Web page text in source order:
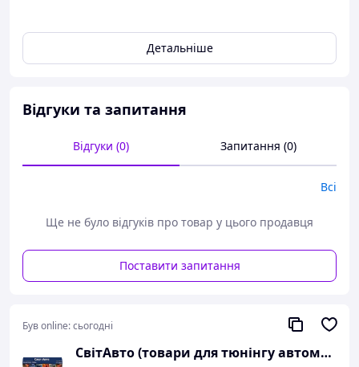
Детальніше
Відгуки та запитання
Відгуки (0) Запитання (0)
Всі
Ще не було відгуків про товар у цього продавця
Поставити запитання
Був online:сьогодні
СвітАвто (товари для тюнінгу автомобілів ВАЗ)